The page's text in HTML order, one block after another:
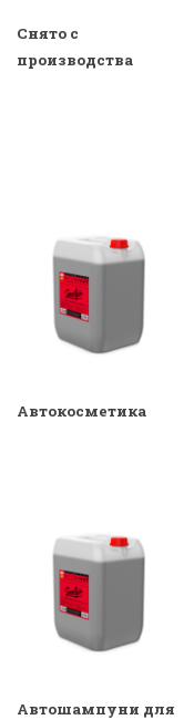
Снято с
производства
Автокосметика
Автошампуни для